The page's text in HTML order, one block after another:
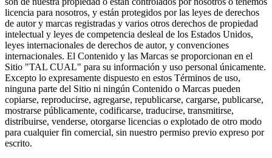
licencia para nosotros, y están protegidos por las leyes de derechos
de autor y marcas registradas y varios otros derechos de propiedad
intelectual y leyes de competencia desleal de los Estados Unidos,
leyes internacionales de derechos de autor, y convenciones
internacionales. El Contenido y las Marcas se proporcionan en el
Sitio "TAL CUAL" para su información y uso personal únicamente.
Excepto lo expresamente dispuesto en estos Términos de uso,
ninguna parte del Sitio ni ningún Contenido o Marcas pueden
copiarse, reproducirse, agregarse, republicarse, cargarse, publicarse,
mostrarse públicamente, codificarse, traducirse, transmitirse,
distribuirse, venderse, otorgarse licencias o explotado de otro modo
para cualquier fin comercial, sin nuestro permiso previo expreso por
escrito.